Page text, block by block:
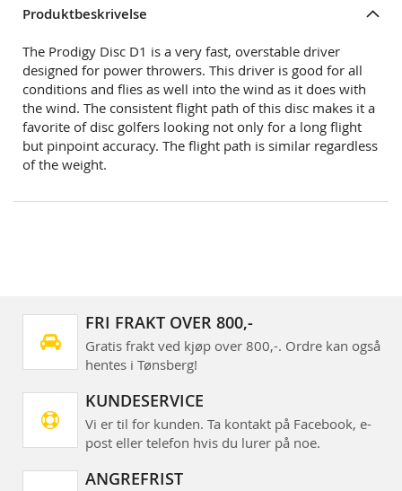
Produktbeskrivelse
The Prodigy Disc D1 is a very fast, overstable driver
designed for power throwers. This driver is good for all
conditions and flies as well into the wind as it does with
the wind. The consistent flight path of this disc makes it a
favorite of disc golfers looking not only for a long flight
but pinpoint accuracy. The flight path is similar regardless
of the weight.
FRI FRAKT OVER 800,-
Gratis frakt ved kjøp over 800,-. Ordre kan også
hentes i Tønsberg!
KUNDESERVICE
Vi er til for kunden. Ta kontakt på Facebook, e-
post eller telefon hvis du lurer på noe.
ANGREFRIST